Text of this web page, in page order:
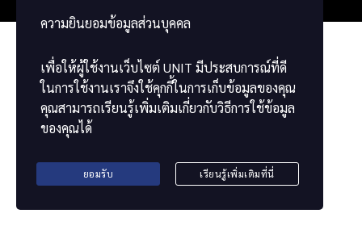
ความยินยอมข้อมูลส่วนบุคคล
เพื่อให้ผู้ใช้งานเว็บไซต์ UNIT มีประสบการณ์ที่ดี
ในการใช้งานเราจึงใช้คุกกี้ในการเก็บข้อมูลของคุณ
คุณสามารถเรียนรู้เพิ่มเติมเกี่ยวกับวิธีการใช้ข้อมูล
ของคุณได้
ยอมรับ เรียนรู้เพิ่มเติมที่นี่